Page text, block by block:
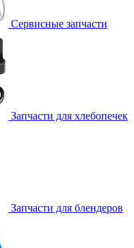
Сервисные запчасти
Запчасти для хлебопечек
Запчасти для блендеров